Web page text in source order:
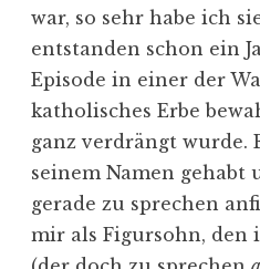
war, so sehr habe ich
entstanden schon ein
Episode in einer der
katholisches Erbe
ganz verdrängt wurde.
seinem Namen gehabt
gerade zu sprechen
mir als Figursohn, den